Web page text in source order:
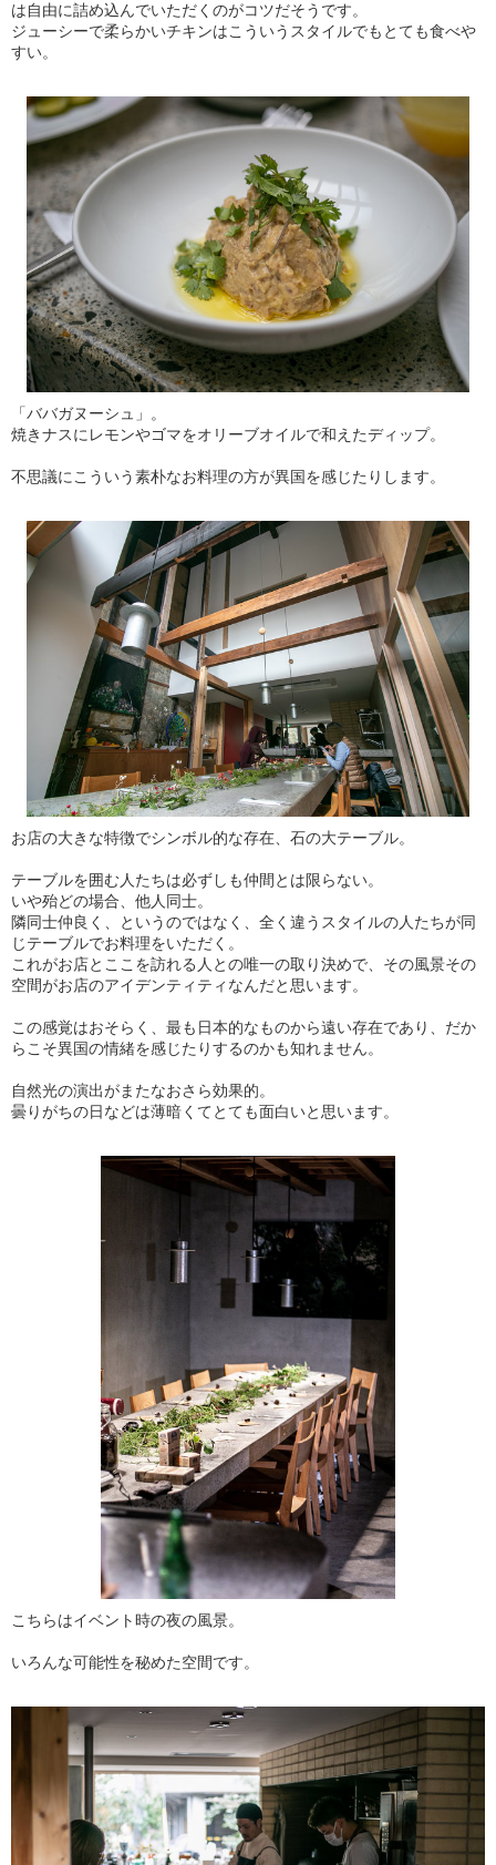
は自由に詰め込んでいただくのがコツだそうです。
ジューシーで柔らかいチキンはこういうスタイルでもとても食べや
すい。
「ババガヌーシュ」。
焼きナスにレモンやゴマをオリーブオイルで和えたディップ。
不思議にこういう素朴なお料理の方が異国を感じたりします。
お店の大きな特徴でシンボル的な存在、石の大テーブル。
テーブルを囲む人たちは必ずしも仲間とは限らない。
いや殆どの場合、他人同士。
隣同士仲良く、というのではなく、全く違うスタイルの人たちが同
じテーブルでお料理をいただく。
これがお店とここを訪れる人との唯一の取り決めで、その風景その
空間がお店のアイデンティティなんだと思います。
この感覚はおそらく、最も日本的なものから遠い存在であり、だか
らこそ異国の情緒を感じたりするのかも知れません。
自然光の演出がまたなおさら効果的。
曇りがちの日などは薄暗くてとても面白いと思います。
こちらはイベント時の夜の風景。
いろんな可能性を秘めた空間です。